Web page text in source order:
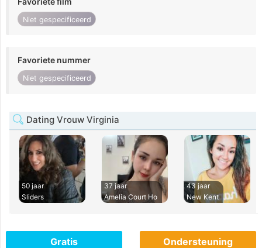
Niet gespecificeerd
Favoriete nummer
Niet gespecificeerd
Dating Vrouw Virginia
50 jaar
Sliders
37 jaar
Amelia Court Ho
43 jaar
New Kent
Gratis Ondersteuning